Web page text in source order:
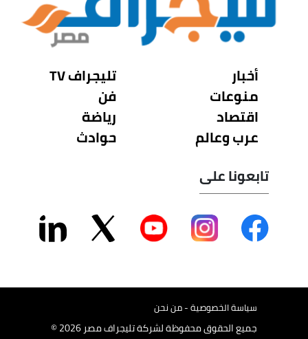
أخبار
منوعات
اقتصاد
عرب وعالم
تليجراف TV
فن
رياضة
حوادث
تابعونا على
سياسة الخصوصية - من نحن
جميع الحقوق محفوظة لشركة تليجراف مصر 2026 ©